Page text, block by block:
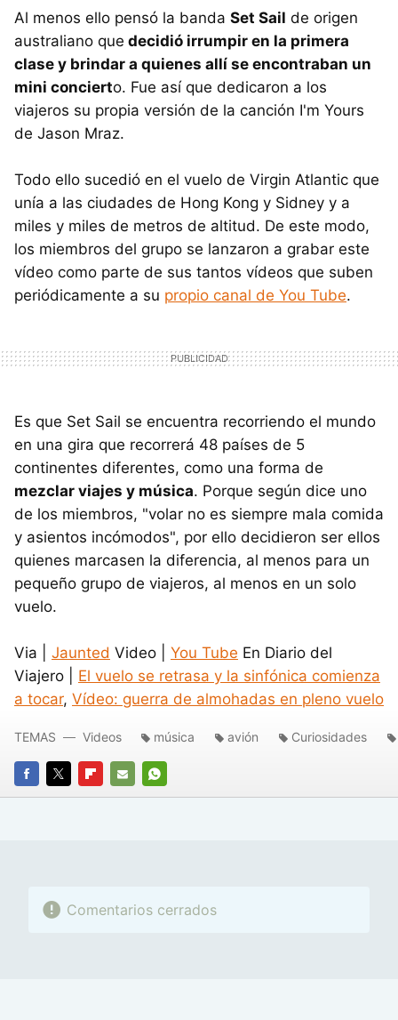
Al menos ello pensó la banda Set Sail de origen
australiano que decidió irrumpir en la primera
clase y brindar a quienes allí se encontraban un
mini concierto. Fue así que dedicaron a los
viajeros su propia versión de la canción I'm Yours
de Jason Mraz.
Todo ello sucedió en el vuelo de Virgin Atlantic que
unía a las ciudades de Hong Kong y Sidney y a
miles y miles de metros de altitud. De este modo,
los miembros del grupo se lanzaron a grabar este
vídeo como parte de sus tantos vídeos que suben
periódicamente a su propio canal de You Tube.
Es que Set Sail se encuentra recorriendo el mundo
en una gira que recorrerá 48 países de 5
continentes diferentes, como una forma de
mezclar viajes y música. Porque según dice uno
de los miembros, "volar no es siempre mala comida
y asientos incómodos", por ello decidieron ser ellos
quienes marcasen la diferencia, al menos para un
pequeño grupo de viajeros, al menos en un solo
vuelo.
Via | Jaunted Video | You Tube En Diario del
Viajero | El vuelo se retrasa y la sinfónica comienza
a tocar, Vídeo: guerra de almohadas en pleno vuelo
FACEBOOK
TWITTERFLIPBOARD
E-
WHATSAPP
TEMAS Videos música avión Curiosidades
Comentarios cerrados